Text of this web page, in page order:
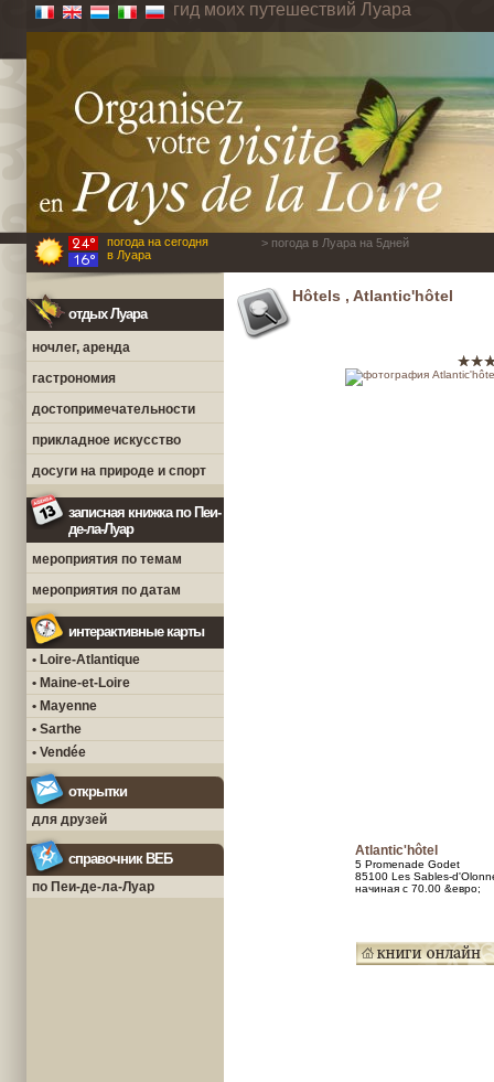
гид моих путешествий Луара
погода на сегодня
в Луара
> погода в Луара на 5дней
отдых Луара
ночлег, аренда
гастрономия
достопримечательности
прикладное искусство
досуги на природе и спорт
записная книжка по Пеи-
де-ла-Луар
мероприятия по темам
мероприятия по датам
интерактивные карты
• Loire-Atlantique
• Maine-et-Loire
• Mayenne
• Sarthe
• Vendée
открытки
для друзей
справочник ВЕБ
по Пеи-де-ла-Луар
Hôtels , Atlantic'hôtel
Atlantic'hôtel
5 Promenade Godet
85100 Les Sables-
начиная с 70.00 &евро;